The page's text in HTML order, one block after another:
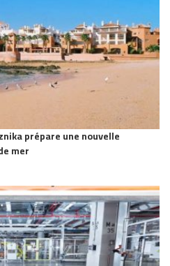
prépare une nouvelle
mer